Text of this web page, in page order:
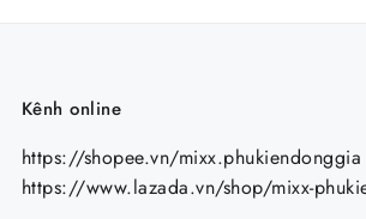
Kênh online
https://shopee.vn/mixx.phukiendonggia
https://www.lazada.vn/shop/mixx-